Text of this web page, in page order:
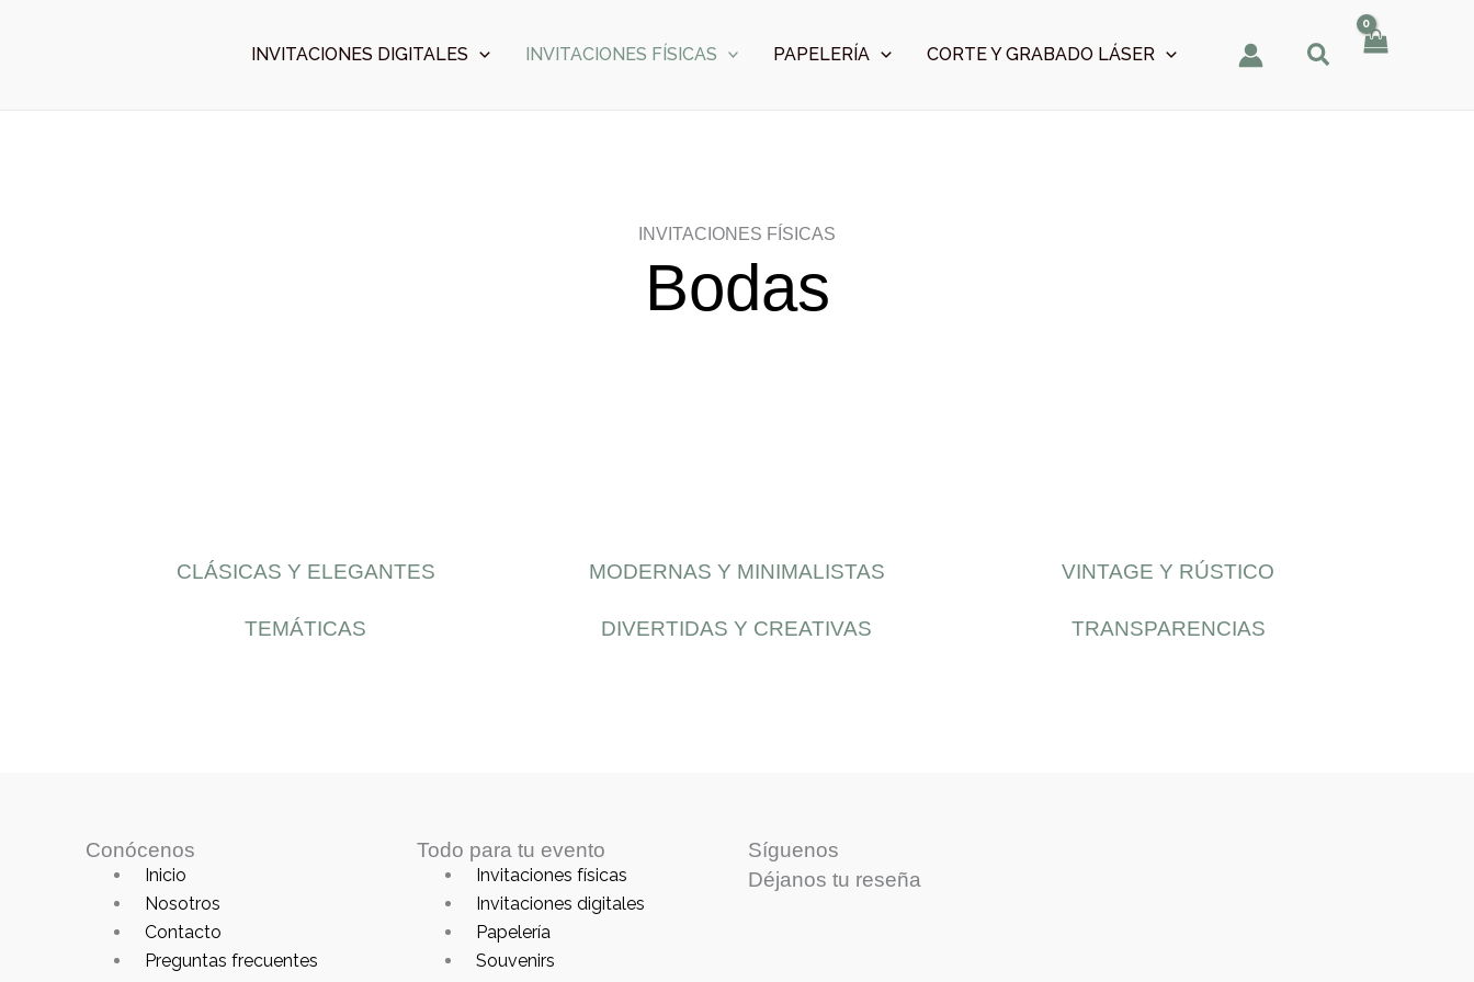
INVITACIONES DIGITALES INVITACIONES FÍSICAS PAPELERÍA CORTE Y GRABADO LÁSER
INVITACIONES FÍSICAS
Bodas
CLÁSICAS Y ELEGANTES MODERNAS Y MINIMALISTAS VINTAGE Y RÚSTICO
TEMÁTICAS DIVERTIDAS Y CREATIVAS TRANSPARENCIAS
Conócenos
Main
Menu
Inicio
Nosotros
Contacto
Preguntas frecuentes
Todo para tu evento
Main
Menu
Invitaciones físicas
Invitaciones digitales
Papelería
Souvenirs
Síguenos
Déjanos tu reseña